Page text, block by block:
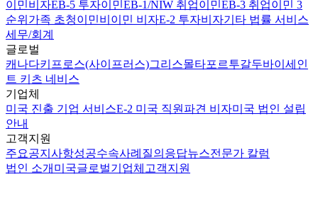
이민비자EB-5 투자이민EB-1/NIW 취업이민EB-3 취업이민 3
순위 가족 초청이민비이민 비자E-2 투자비자기타 법률 서비스
세무/회계
글로벌
캐나다키프로스(사이프러스)그리스몰타포르투갈두바이 세인
트 키츠 네비스
기업체
미국 진출 기업 서비스E-2 미국 직원파견 비자미국 법인 설립
안내
고객지원
주요공지사항성공수속사례 질의응답뉴스전문가 칼럼
법인 소개 미국글로벌기업체 고객지원